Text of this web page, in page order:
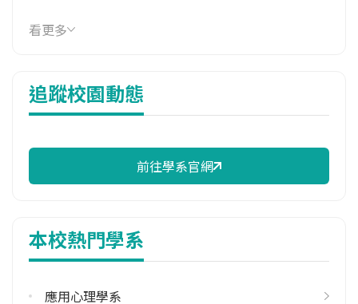
114年學費
39,658 元/學期
11,320 元/學期
114年註冊率
113學年度上學期
113學年度下學期
1
修輔系人數
看更多
追蹤校園動態
前往學系官網
本校熱門學系
應用心理學系